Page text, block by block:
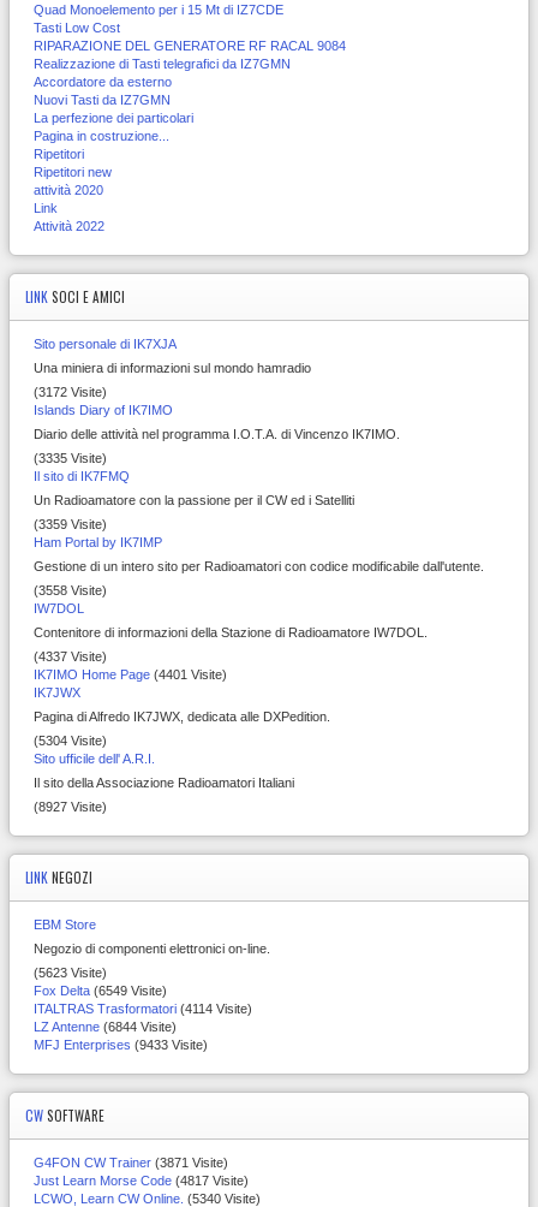
Quad Monoelemento per i 15 Mt di IZ7CDE
Tasti Low Cost
RIPARAZIONE DEL GENERATORE RF RACAL 9084
Realizzazione di Tasti telegrafici da IZ7GMN
Accordatore da esterno
Nuovi Tasti da IZ7GMN
La perfezione dei particolari
Pagina in costruzione...
Ripetitori
Ripetitori new
attività 2020
Link
Attività 2022
LINK SOCI E AMICI
Sito personale di IK7XJA
Una miniera di informazioni sul mondo hamradio
(3172 Visite)
Islands Diary of IK7IMO
Diario delle attività nel programma I.O.T.A. di Vincenzo IK7IMO.
(3335 Visite)
Il sito di IK7FMQ
Un Radioamatore con la passione per il CW ed i Satelliti
(3359 Visite)
Ham Portal by IK7IMP
Gestione di un intero sito per Radioamatori con codice modificabile dall'utente.
(3558 Visite)
IW7DOL
Contenitore di informazioni della Stazione di Radioamatore IW7DOL.
(4337 Visite)
IK7IMO Home Page (4401 Visite)
IK7JWX
Pagina di Alfredo IK7JWX, dedicata alle DXPedition.
(5304 Visite)
Sito ufficile dell' A.R.I.
Il sito della Associazione Radioamatori Italiani
(8927 Visite)
LINK NEGOZI
EBM Store
Negozio di componenti elettronici on-line.
(5623 Visite)
Fox Delta (6549 Visite)
ITALTRAS Trasformatori (4114 Visite)
LZ Antenne (6844 Visite)
MFJ Enterprises (9433 Visite)
CWSOFTWARE
G4FON CW Trainer (3871 Visite)
Just Learn Morse Code (4817 Visite)
LCWO, Learn CW Online. (5340 Visite)